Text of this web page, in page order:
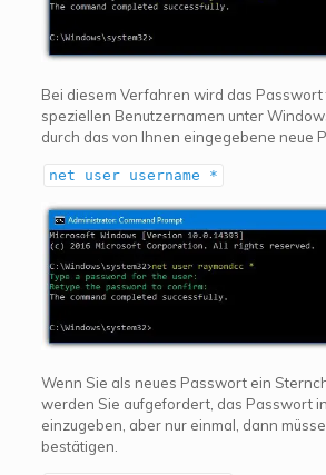
Bei diesem Verfahren wird das Passwort
speziellen Benutzernamen unter
durch das von Ihnen eingegebene neue
net user username *
Wenn Sie als neues Passwort ein
werden Sie aufgefordert, das Passwort
einzugeben, aber nur einmal, dann
bestätigen.